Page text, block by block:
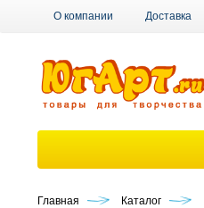
О компании Доставка
Главная Каталог